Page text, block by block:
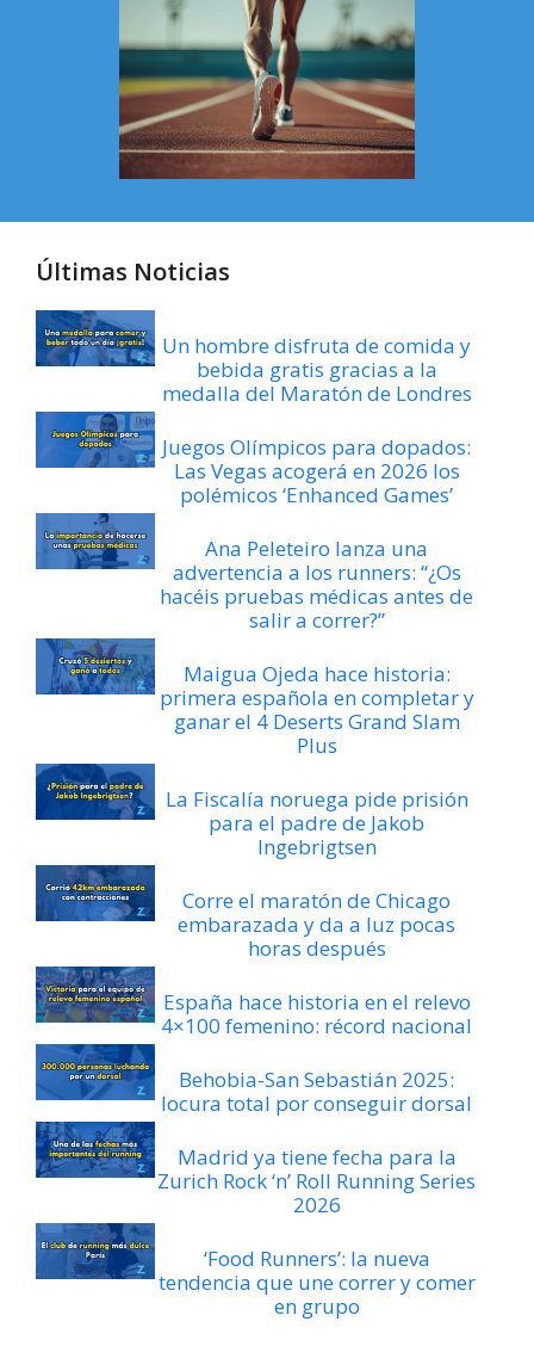
Últimas Noticias
Un hombre disfruta de comida y
bebida gratis gracias a la
medalla del Maratón de Londres
Juegos Olímpicos para dopados:
Las Vegas acogerá en 2026 los
polémicos ‘Enhanced Games’
Ana Peleteiro lanza una
advertencia a los runners: “¿Os
hacéis pruebas médicas antes de
salir a correr?”
Maigua Ojeda hace historia:
primera española en completar y
ganar el 4 Deserts Grand Slam
Plus
La Fiscalía noruega pide prisión
para el padre de Jakob
Ingebrigtsen
Corre el maratón de Chicago
embarazada y da a luz pocas
horas después
España hace historia en el relevo
4×100 femenino: récord nacional
Behobia-San Sebastián 2025:
locura total por conseguir dorsal
Madrid ya tiene fecha para la
Zurich Rock ‘n’ Roll Running Series
2026
‘Food Runners’: la nueva
tendencia que une correr y comer
en grupo